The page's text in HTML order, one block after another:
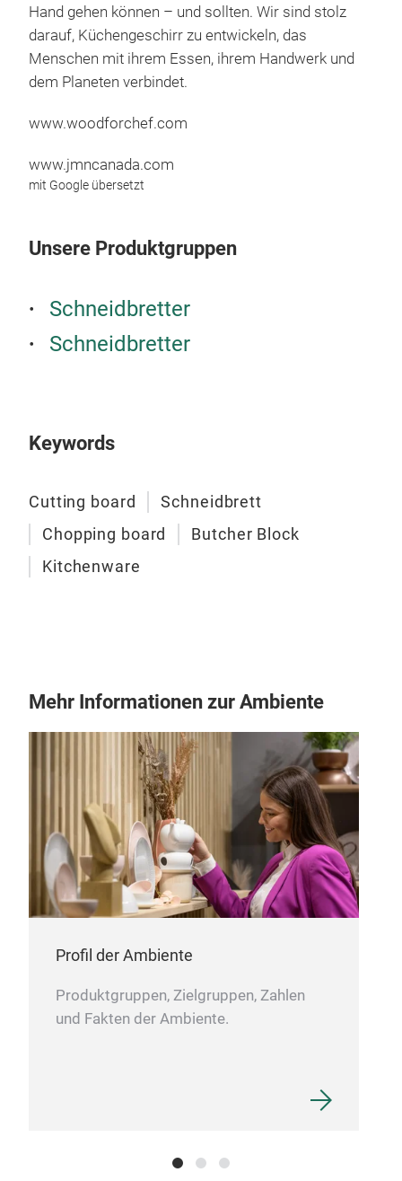
Hand gehen können – und sollten. Wir sind stolz
darauf, Küchengeschirr zu entwickeln, das
Menschen mit ihrem Essen, ihrem Handwerk und
dem Planeten verbindet.
www.woodforchef.com
www.jmncanada.com
mit Google übersetzt
Unsere Produktgruppen
Schneidbretter
Schneidbretter
Keywords
Cutting board
Schneidbrett
Chopping board
Butcher Block
Kitchenware
Mehr Informationen zur Ambiente
Profil der Ambiente
Produktgruppen, Zielgruppen, Zahlen
und Fakten der Ambiente.